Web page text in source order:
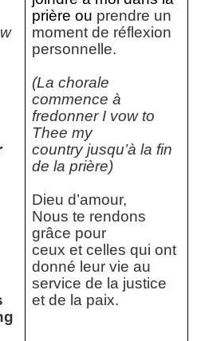
prière ou prendre un
moment de réflexion
personnelle.
(La chorale
commence à
fredonner I vow to
Thee my
country jusqu’à la fin
de la prière)
Dieu d’amour,
Nous te rendons
grâce pour
ceux et celles qui ont
donné leur vie au
service de la justice
et de la paix.